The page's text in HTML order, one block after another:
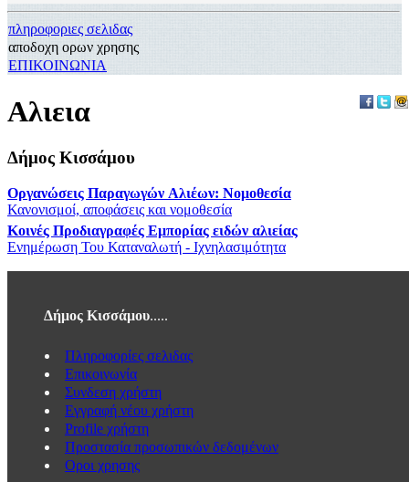
πληροφοριες σελιδας
αποδοχη ορων χρησης
ΕΠΙΚΟΙΝΩΝΙΑ
Αλιεια
Δήμος Κισσάμου
Οργανώσεις Παραγωγών Aλιέων: Νομοθεσία
Κανονισμοί, αποφάσεις και νομοθεσία
Κοινές Προδιαγραφές Εμπορίας ειδών αλιείας
Ενημέρωση Του Καταναλωτή - Ιχνηλασιμότητα
Δήμος Κισσάμου.....
Πληροφορίες σελιδας
Eπικοινωνία
Συνδεση χρήστη
Εγγραφή νέου χρήστη
Profile χρήστη
Προστασία προσωπικών δεδομένων
Οροι χρησης